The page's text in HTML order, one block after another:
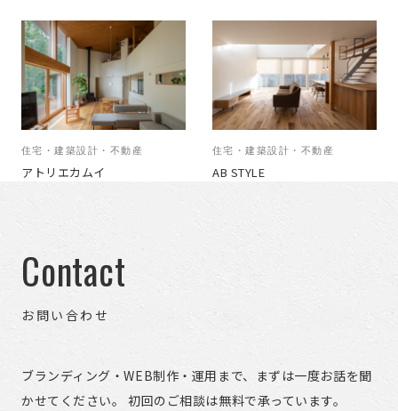
住宅・建築設計・不動産
アトリエカムイ
住宅・建築設計・不動産
AB STYLE
Contact
お問い合わせ
ブランディング・WEB制作・運用まで、まずは一度お話を聞
かせてください。 初回のご相談は無料で承っています。